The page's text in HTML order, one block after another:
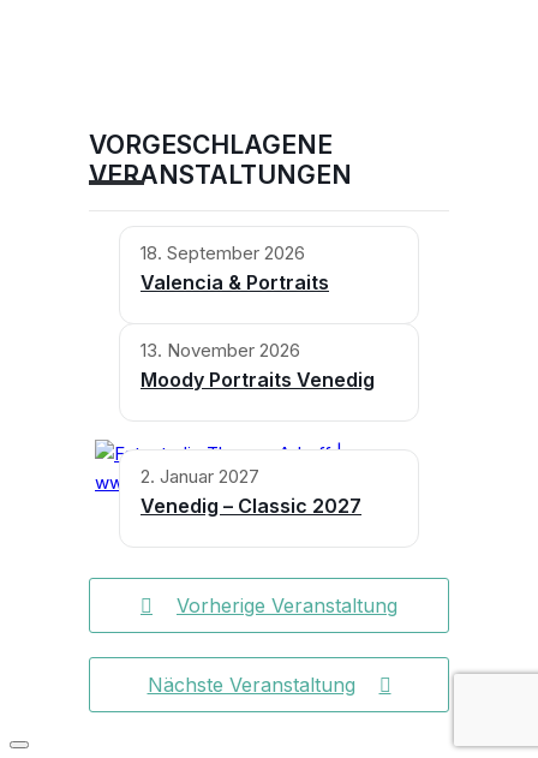
VORGESCHLAGENE
VERANSTALTUNGEN
18. September 2026
Valencia & Portraits
13. November 2026
Moody Portraits Venedig
2. Januar 2027
Venedig – Classic 2027
Vorherige Veranstaltung
Nächste Veranstaltung